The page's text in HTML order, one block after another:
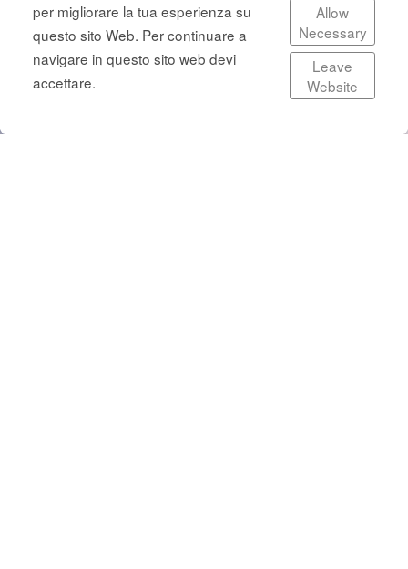
2020-wip Rivarolo Canavese | Torino |
La Cornice
per migliorare la tua esperienza su
questo sito Web. Per continuare a
navigare in questo sito web devi
accettare.
Allow
Necessary
Leave
Website